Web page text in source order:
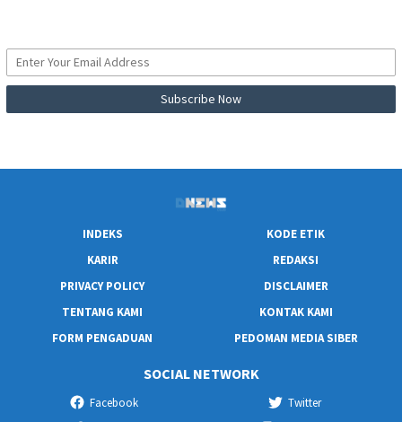
INDEKS
KODE ETIK
KARIR
REDAKSI
PRIVACY POLICY
DISCLAIMER
TENTANG KAMI
KONTAK KAMI
FORM PENGADUAN
PEDOMAN MEDIA SIBER
SOCIAL NETWORK
Facebook Twitter